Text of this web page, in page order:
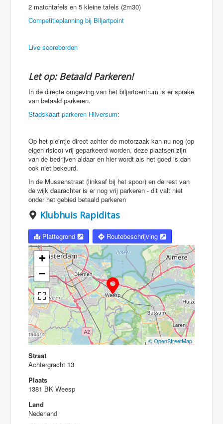
2 matchtafels en 5 kleine tafels (2m30)
Competitieplanning bij Biljartpoint
Live scoreborden
Let op: Betaald Parkeren!
In de directe omgeving van het biljartcentrum is er sprake
van betaald parkeren.
Stadskaart parkeren Hilversum:
Op het pleintje direct achter de motorzaak kan nu nog (op
eigen risico) vrij geparkeerd worden, deze plaatsen zijn
van de bedrijven aldaar en hier wordt als het goed is dan
ook niet bekeurd.
In de Mussenstraat (linksaf bij het spoor) en de rest van
de wijk daarachter is er nog vrij parkeren - dit valt niet
onder het gebied betaald parkeren
Klubhuis Rapiditas
Plattegrond Routebeschrijving
+
−
© OpenStreetMap
Straat
Achtergracht 13
Plaats
1381 BK Weesp
Land
Nederland